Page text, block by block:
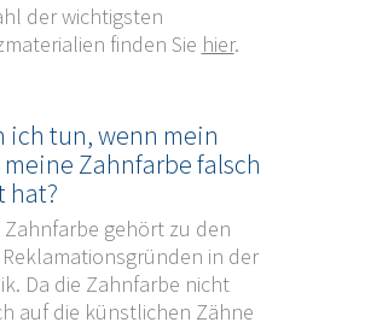
der wichtigsten
finden Sie hier.
ich tun, wenn mein
Zahnfarbe falsch
hat?
Zahnfarbe gehört zu den
in der
Da die Zahnfarbe nicht
auf die künstlichen Zähne